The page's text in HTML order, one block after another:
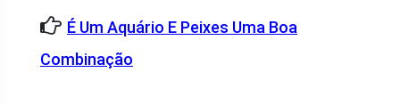
É Um Aquário E Peixes Uma Boa
Combinação